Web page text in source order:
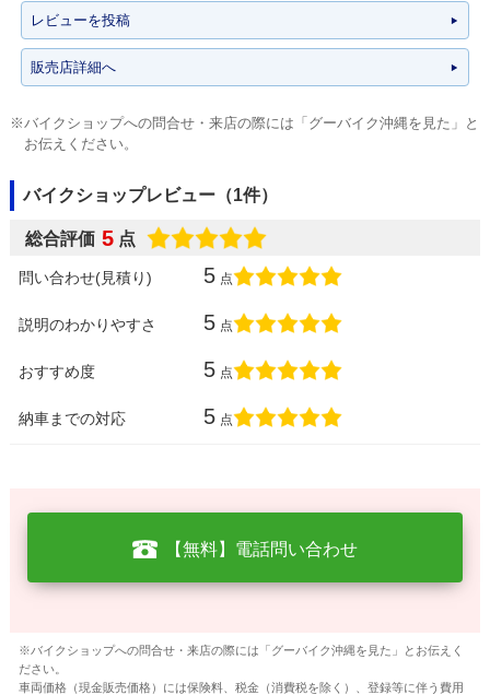
レビューを投稿
販売店詳細へ
※バイクショップへの問合せ・来店の際には「グーバイク沖縄を見た」と
お伝えください。
バイクショップレビュー（1件）
総合評価 5 点
問い合わせ(見積り) 5 点
説明のわかりやすさ 5 点
おすすめ度 5 点
納車までの対応 5 点
【無料】電話問い合わせ
※バイクショップへの問合せ・来店の際には「グーバイク沖縄を見た」とお伝えく
ださい。
車両価格（現金販売価格）には保険料、税金（消費税を除く）、登録等に伴う費用